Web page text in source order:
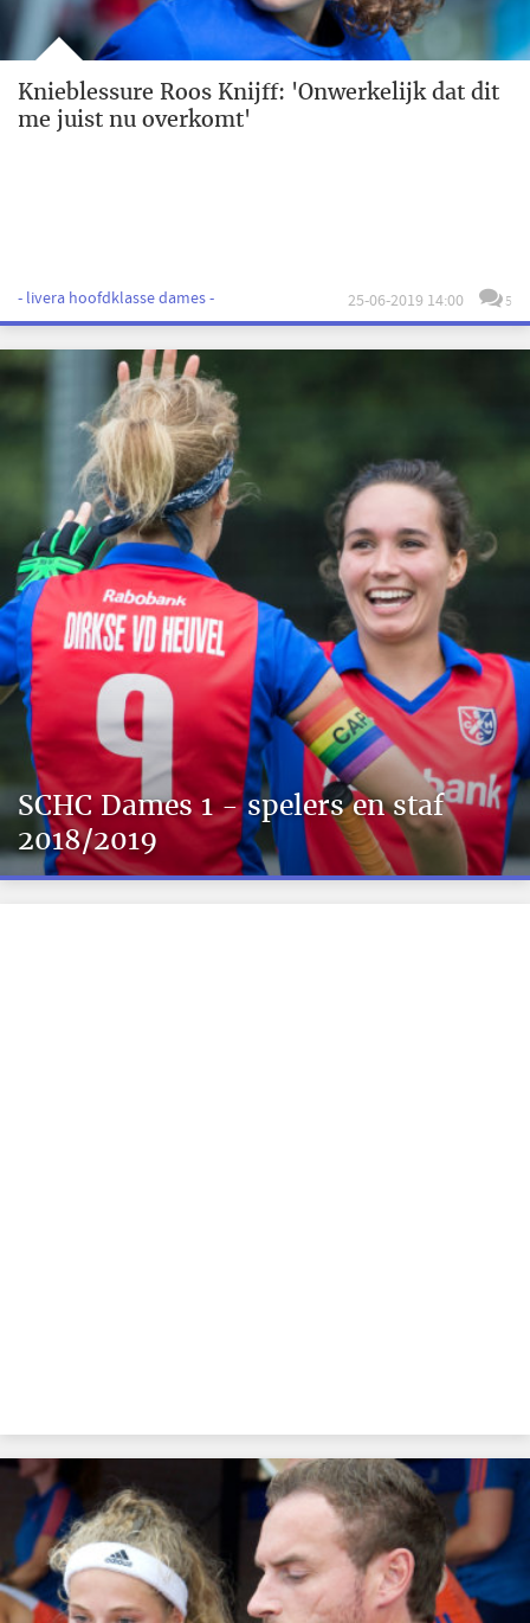
Knieblessure Roos Knijff: 'Onwerkelijk dat dit
me juist nu overkomt'
- livera hoofdklasse dames - 25-06-2019 14:00 5
SCHC Dames 1 - spelers en staf
2018/2019